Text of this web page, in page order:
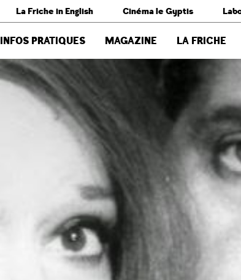
La Friche in English Cinéma le Gyptis
INFOS PRATIQUES MAGAZINE LA FRICHE